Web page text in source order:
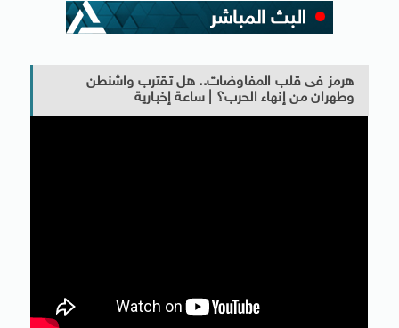
هرمز فى قلب المفاوضات.. هل تقترب واشنطن
وطهران من إنهاء الحرب؟ | ساعة إخبارية